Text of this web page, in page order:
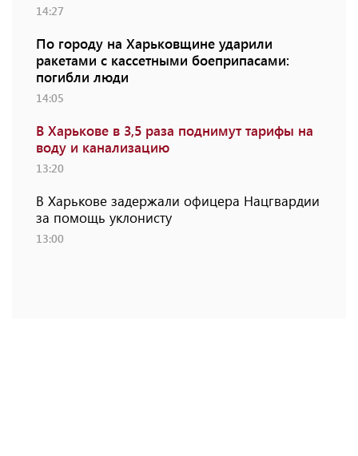
14:27
По городу на Харьковщине ударили
ракетами с кассетными боеприпасами:
погибли люди
14:05
В Харькове в 3,5 раза поднимут тарифы на
воду и канализацию
13:20
В Харькове задержали офицера Нацгвардии
за помощь уклонисту
13:00